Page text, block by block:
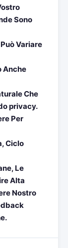
Sono
Variare
Anche
Che
privacy.
Per
Ciclo
Le
Alta
Nostro